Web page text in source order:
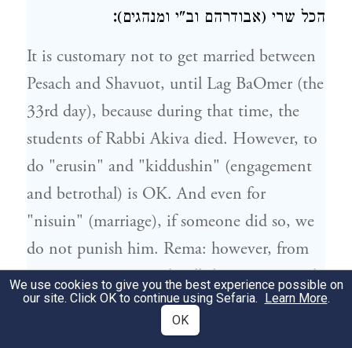
הכל שרי (אבודרהם וב"י ומנהגים):
It is customary not to get married between
Pesach and Shavuot, until Lag BaOmer (the
33rd day), because during that time, the
students of Rabbi Akiva died. However, to
do "erusin" and "kiddushin" (engagement
and betrothal) is OK. And even for
"nisuin" (marriage), if someone did so, we
do not punish him. Rema: however, from
Lag Ba'Omer onwards, all this is permitted
(Abudraham, Beit Yosef & Minhagim).
We use cookies to give you the best experience possible on
our site. Click OK to continue using Sefaria. Learn More.
OK